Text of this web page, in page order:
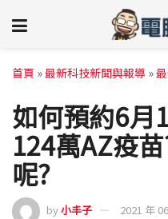
首頁 »最新科技新聞與報導 »
如何預約6月
124萬AZ疫
呢?
by小丰子 2021 年